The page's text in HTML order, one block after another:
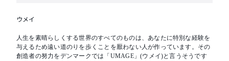
ウメイ
人生を素晴らしくする世界のすべてのものは、あなたに特別な経験を
与えるため遠い道のりを歩くことを厭わない人が作っています。その
創造者の努力をデンマークでは「UMAGE」(ウメイ)と言うそうです